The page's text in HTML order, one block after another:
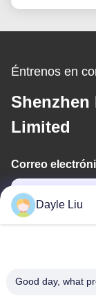
Éntrenos en
Limited
Correo
Dayle Liu
Good day, what